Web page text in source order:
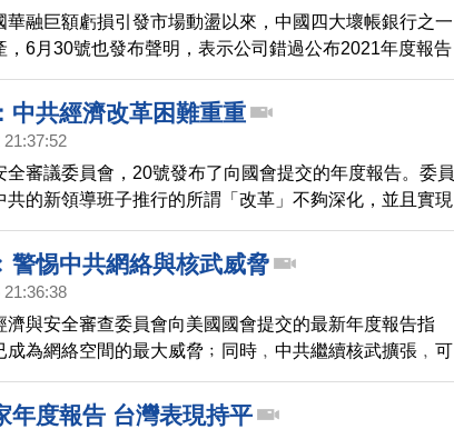
華融巨額虧損引發市場動盪以來，中國四大壞帳銀行之一
，6月30號也發布聲明，表示公司錯過公布2021年度報告
引發投資者擔憂中國壞帳銀行的財務健康狀況。這是長城
延期發布年報。根據外媒數據顯示，長城資產2025年到期
元債券，利差擴大至5月初以來最大。根據彭博社的數
中共經濟改革困難重重
21:37:52
全審議委員會，20號發布了向國會提交的年度報告。委員
共的新領導班子推行的所謂「改革」不夠深化，並且實現
重。報告還關注中共的軍力擴張，以及中共對香港的政治
政策。請看本台記者來自華府的報導。
警惕中共網絡與核武威脅
21:36:38
濟與安全審查委員會向美國國會提交的最新年度報告指
成為網絡空間的最大威脅﹔同時﹐中共繼續核武擴張﹐可
年內﹐部署潛艦發射的核武器。
年度報告 台灣表現持平